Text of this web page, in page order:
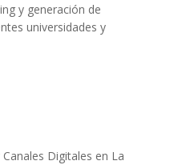
y generación de
universidades y
Digitales en La